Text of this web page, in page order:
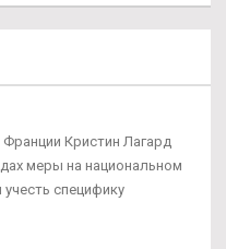
Кристин Лагард
меры на национальном
специфику